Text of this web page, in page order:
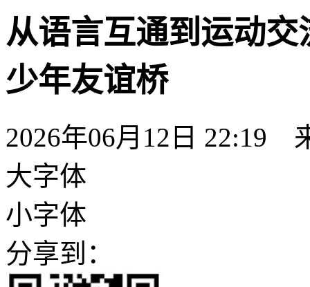
从语言互通到运动
少年友谊桥
2026年06月12日 22:19
大字体
小字体
分享到：